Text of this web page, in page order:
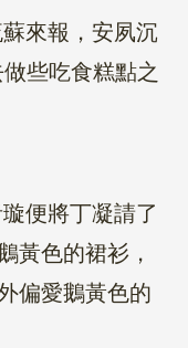
來報，安夙沉
些吃食糕點之
便將丁凝請了
黃色的裙衫，
偏愛鵝黃色的